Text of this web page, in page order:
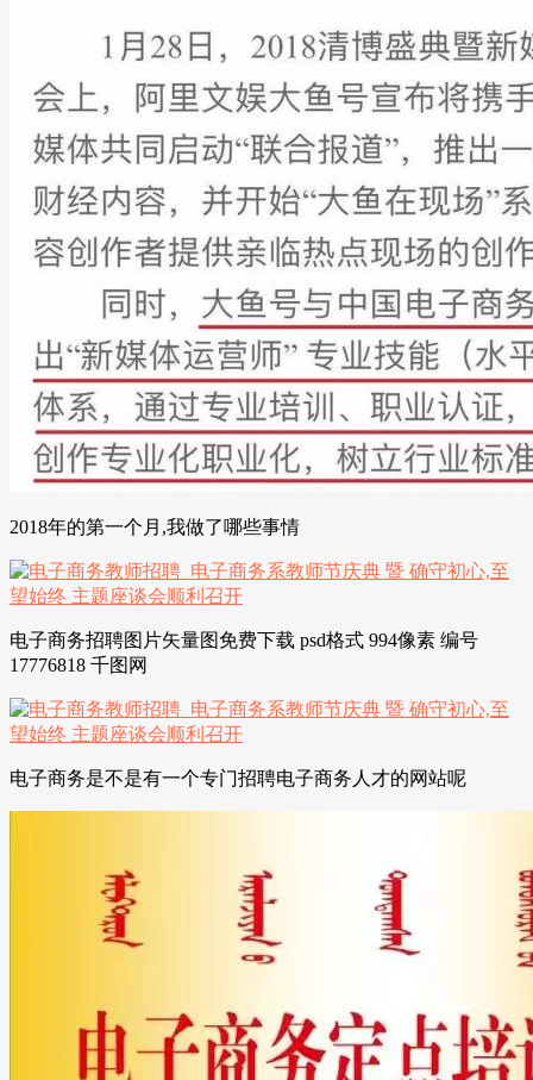
2018年的第一个月,我做了哪些事情
电子商务招聘图片矢量图免费下载 psd格式 994像素 编号
17776818 千图网
电子商务是不是有一个专门招聘电子商务人才的网站呢